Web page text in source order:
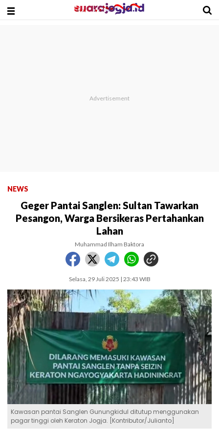
NEWS
Geger Pantai Sanglen: Sultan Tawarkan
Pesangon, Warga Bersikeras Pertahankan
Lahan
Muhammad Ilham Baktora
Selasa, 29 Juli 2025 | 23:43 WIB
Kawasan pantai Sanglen Gunungkidul ditutup menggunakan
pagar tinggi oleh Keraton Jogja. [Kontributor/Julianto]